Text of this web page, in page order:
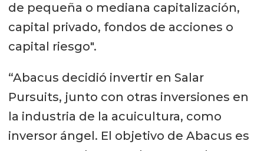
de pequeña o mediana capitalización,
capital privado, fondos de acciones o
capital riesgo".
“Abacus decidió invertir en Salar
Pursuits, junto con otras inversiones en
la industria de la acuicultura, como
inversor ángel. El objetivo de Abacus es